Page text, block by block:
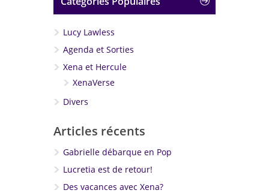
Lucy Lawless
Agenda et Sorties
Xena et Hercule
XenaVerse
Divers
Articles récents
Gabrielle débarque en Pop
Lucretia est de retour!
Des vacances avec Xena?